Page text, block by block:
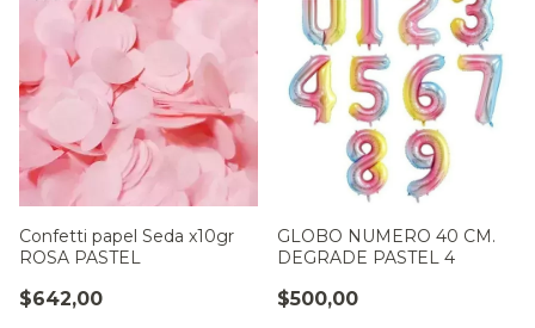
Confetti papel Seda x10gr
ROSA PASTEL
$642,00
GLOBO NUMERO 40 CM.
DEGRADE PASTEL 4
$500,00